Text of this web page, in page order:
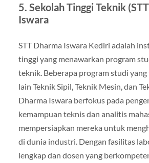
5. Sekolah Tinggi Teknik
Iswara
STT Dharma Iswara Kediri adalah
tinggi yang menawarkan program
teknik. Beberapa program studi
lain Teknik Sipil, Teknik Mesin, dan
Dharma Iswara berfokus pada
kemampuan teknis dan analitis
mempersiapkan mereka untuk
di dunia industri. Dengan fasilitas
lengkap dan dosen yang